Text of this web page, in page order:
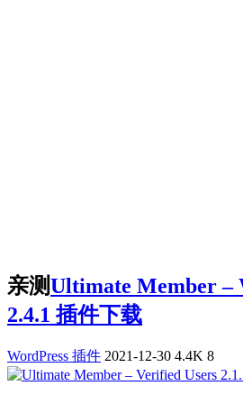
亲测Ultimate Member –
2.4.1 插件下载
WordPress 插件 2021-12-30 4.4K 8